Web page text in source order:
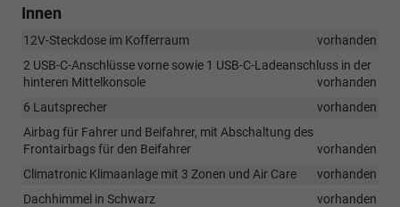
Innen
12V-Steckdose im Kofferraum
vorhanden
2 USB-C-Anschlüsse vorne sowie 1 USB-C-Ladeanschluss in der
hinteren Mittelkonsole
vorhanden
6 Lautsprecher
vorhanden
Airbag für Fahrer und Beifahrer, mit Abschaltung des
Frontairbags für den Beifahrer
vorhanden
Climatronic Klimaanlage mit 3 Zonen und Air Care
vorhanden
Dachhimmel in Schwarz
vorhanden